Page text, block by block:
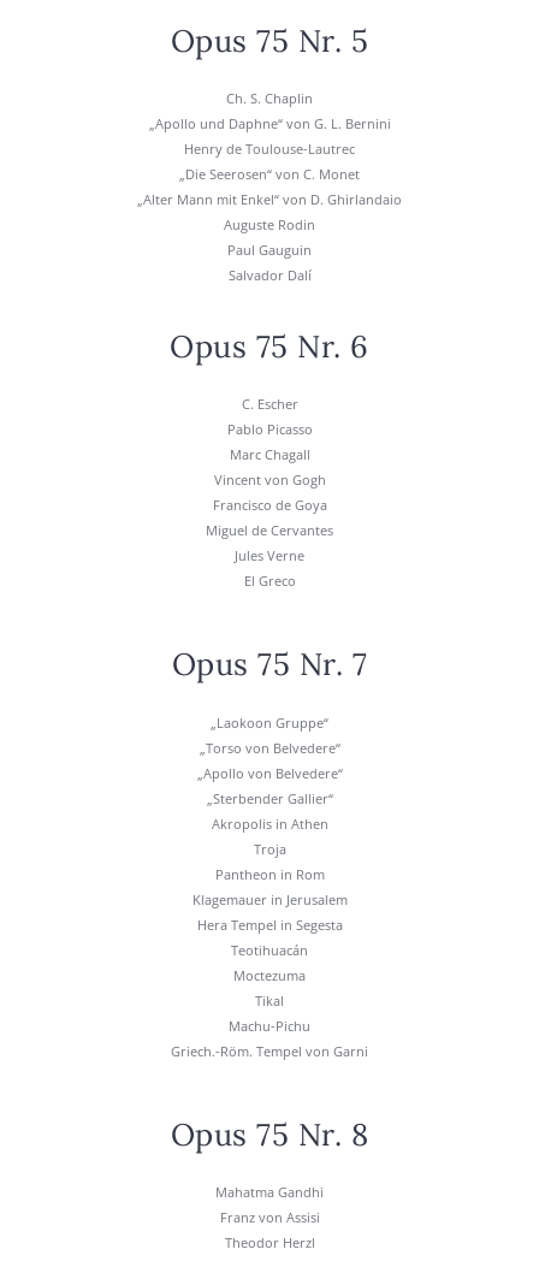
Opus 75 Nr. 5
Ch. S. Chap­lin
„Apol­lo und Daph­ne“ von G. L. Ber­ni­ni
Hen­ry de Tou­lou­se-Lautrec
„Die See­ro­sen“ von C. Monet
„Alter Mann mit Enkel“ von D. Ghir­lan­daio
Augus­te Rodin
Paul Gau­gu­in
Sal­va­dor Dalí
Opus 75 Nr. 6
C. Escher
Pablo Picas­so
Marc Chagall
Vin­cent von Gogh
Fran­cis­co de Goya
Miguel de Cer­van­tes
Jules Ver­ne
El Gre­co
Opus 75 Nr. 7
„Lao­ko­on Grup­pe“
„Tor­so von Bel­ve­de­re“
„Apol­lo von Bel­ve­de­re“
„Ster­ben­der Gal­li­er“
Akro­po­lis in Athen
Tro­ja
Pan­the­on in Rom
Kla­ge­mau­er in Jeru­sa­lem
Hera Tem­pel in Seges­ta
Teo­ti­hu­acán
Moc­te­zu­ma
Tikal
Machu-Pichu
Griech.-Röm. Tem­pel von Gar­ni
Opus 75 Nr. 8
Mahat­ma Gan­dhi
Franz von Assi­si
Theo­dor Herzl